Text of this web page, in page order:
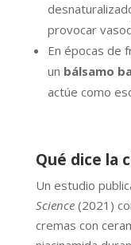
provocar
En épocas de
un bálsamo
actúe como
Qué dice la
Un estudio
Science(2021)
cremas con